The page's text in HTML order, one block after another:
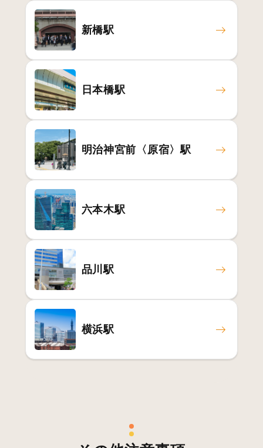
新橋駅
日本橋駅
明治神宮前〈原宿〉駅
六本木駅
品川駅
横浜駅